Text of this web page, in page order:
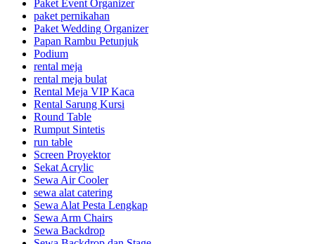
Paket Event Organizer
paket pernikahan
Paket Wedding Organizer
Papan Rambu Petunjuk
Podium
rental meja
rental meja bulat
Rental Meja VIP Kaca
Rental Sarung Kursi
Round Table
Rumput Sintetis
run table
Screen Proyektor
Sekat Acrylic
Sewa Air Cooler
sewa alat catering
Sewa Alat Pesta Lengkap
Sewa Arm Chairs
Sewa Backdrop